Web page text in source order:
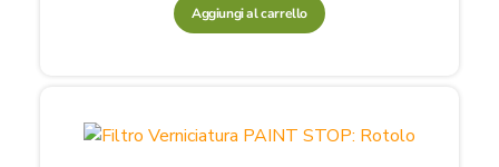
Aggiungi al carrello